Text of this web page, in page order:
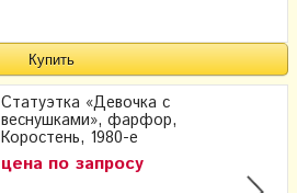
Статуэтка «Девочка с
веснушками», фарфор,
Коростень, 1980-е
цена по запросу